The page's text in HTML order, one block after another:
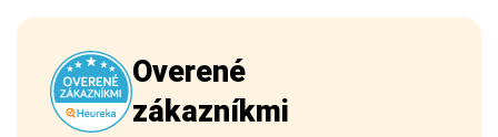
Overené
zákazníkmi